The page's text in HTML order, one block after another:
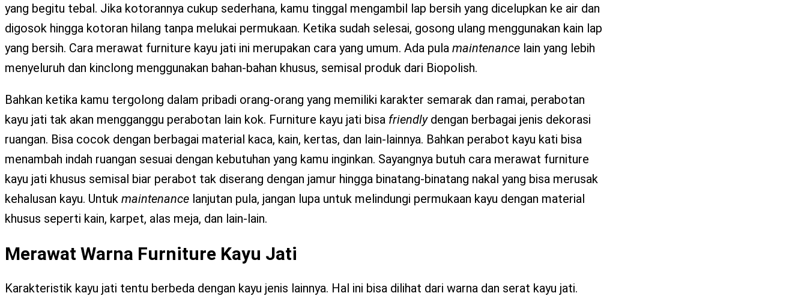
yang begitu tebal. Jika kotorannya cukup sederhana, kamu tinggal mengambil lap bersih yang dicelupkan ke air dan
digosok hingga kotoran hilang tanpa melukai permukaan. Ketika sudah selesai, gosong ulang menggunakan kain lap
yang bersih. Cara merawat furniture kayu jati ini merupakan cara yang umum. Ada pula maintenance lain yang lebih
menyeluruh dan kinclong menggunakan bahan-bahan khusus, semisal produk dari Biopolish.
Bahkan ketika kamu tergolong dalam pribadi orang-orang yang memiliki karakter semarak dan ramai, perabotan
kayu jati tak akan mengganggu perabotan lain kok. Furniture kayu jati bisa friendly dengan berbagai jenis dekorasi
ruangan. Bisa cocok dengan berbagai material kaca, kain, kertas, dan lain-lainnya. Bahkan perabot kayu kati bisa
menambah indah ruangan sesuai dengan kebutuhan yang kamu inginkan. Sayangnya butuh cara merawat furniture
kayu jati khusus semisal biar perabot tak diserang dengan jamur hingga binatang-binatang nakal yang bisa merusak
kehalusan kayu. Untuk maintenance lanjutan pula, jangan lupa untuk melindungi permukaan kayu dengan material
khusus seperti kain, karpet, alas meja, dan lain-lain.
Merawat Warna Furniture Kayu Jati
Karakteristik kayu jati tentu berbeda dengan kayu jenis lainnya. Hal ini bisa dilihat dari warna dan serat kayu jati.